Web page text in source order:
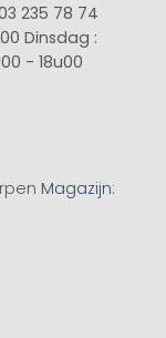
235 78 74
Dinsdag :
- 18u00
Magazijn: